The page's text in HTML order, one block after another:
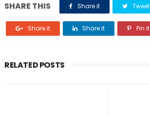
SHARE THIS Share it Tweet
Share it Share it Pin it
RELATED POSTS